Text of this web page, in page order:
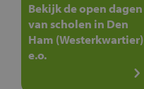
Bekijk de open dagen
van scholen in Den
Ham (Westerkwartier)
e.o.